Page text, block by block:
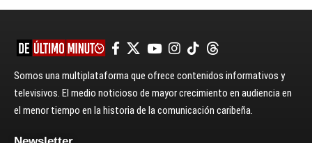
Somos una multiplataforma que ofrece contenidos informativos y
televisivos. El medio noticioso de mayor crecimiento en audiencia en
el menor tiempo en la historia de la comunicación caribeña.